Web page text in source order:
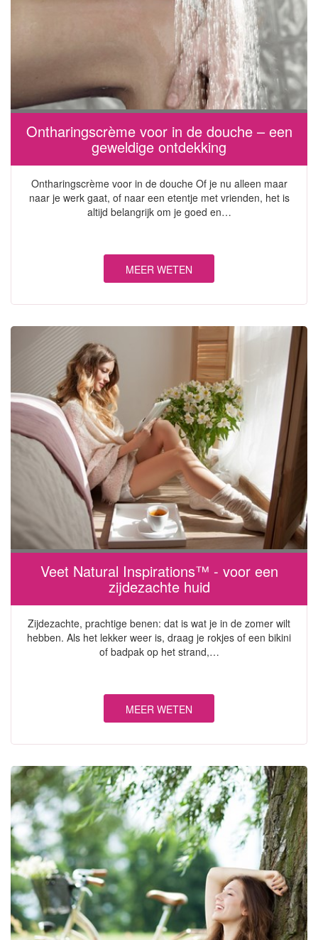
Ontharingscrème voor in de douche – een
geweldige ontdekking
Ontharingscrème voor in de douche Of je nu alleen maar
naar je werk gaat, of naar een etentje met vrienden, het is
altijd belangrijk om je goed en…
MEER WETEN
Veet Natural Inspirations™ - voor een
zijdezachte huid
Zijdezachte, prachtige benen: dat is wat je in de zomer wilt
hebben. Als het lekker weer is, draag je rokjes of een bikini
of badpak op het strand,…
MEER WETEN